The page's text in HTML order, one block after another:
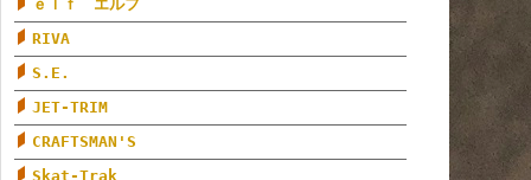
ｅｌｆ エルフ
RIVA
S.E.
JET-TRIM
CRAFTSMAN'S
Skat-Trak